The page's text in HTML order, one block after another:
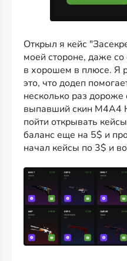
Открыл я кейс
моей стороне, даже
в хорошем в плюсе. Я
это, что додеп
несколько раз
выпавший скин M4A4
пойти открывать
баланс еще на 5$ и
начал кейсы по 3$ и